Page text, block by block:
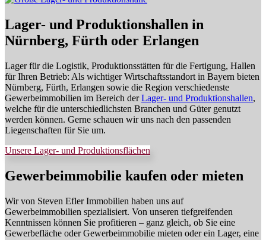
Lager- und Produktionshallen in
Nürnberg, Fürth oder Erlangen
Lager für die Logistik, Produktionsstätten für die Fertigung, Hallen
für Ihren Betrieb: Als wichtiger Wirtschaftsstandort in Bayern bieten
Nürnberg, Fürth, Erlangen sowie die Region verschiedenste
Gewerbeimmobilien im Bereich derLager- und Produktionshallen,
welche für die unterschiedlichsten Branchen und Güter genutzt
werden können. Gerne schauen wir uns nach den passenden
Liegenschaften für Sie um.
Unsere Lager- und Produktionsflächen
Gewerbeimmobilie kaufen oder mieten
Wir von Steven Efler Immobilien haben uns auf
Gewerbeimmobilien spezialisiert. Von unseren tiefgreifenden
Kenntnissen können Sie profitieren – ganz gleich, ob Sie eine
Gewerbefläche oder Gewerbeimmobilie mieten oder ein Lager, eine